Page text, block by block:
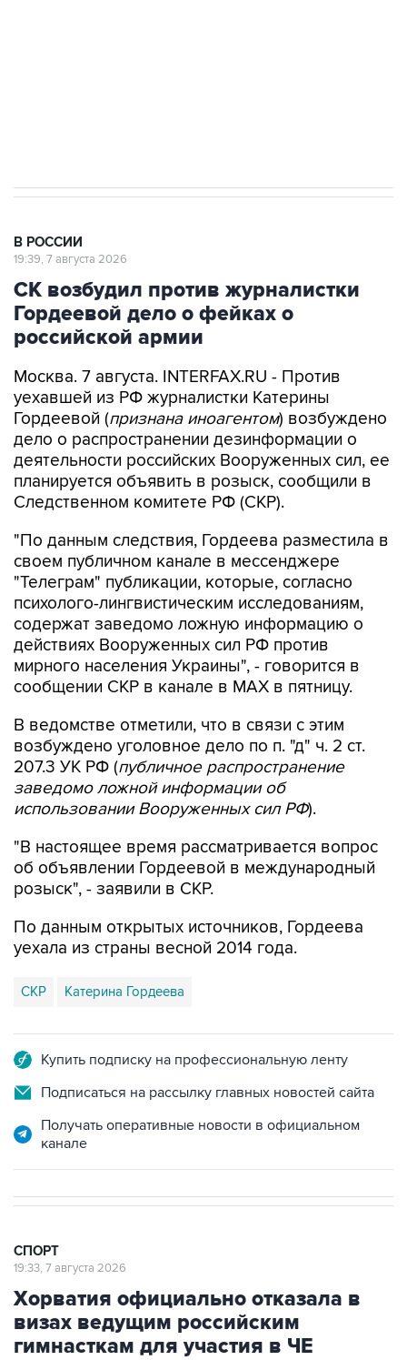
В РОССИИ
19:39, 7 августа 2026
СК возбудил против журналистки
Гордеевой дело о фейках о
российской армии
Москва. 7 августа. INTERFAX.RU - Против
уехавшей из РФ журналистки Катерины
Гордеевой (признана иноагентом) возбуждено
дело о распространении дезинформации о
деятельности российских Вооруженных сил, ее
планируется объявить в розыск, сообщили в
Следственном комитете РФ (СКР).
"По данным следствия, Гордеева разместила в
своем публичном канале в мессенджере
"Телеграм" публикации, которые, согласно
психолого-лингвистическим исследованиям,
содержат заведомо ложную информацию о
действиях Вооруженных сил РФ против
мирного населения Украины", - говорится в
сообщении СКР в канале в MAX в пятницу.
В ведомстве отметили, что в связи с этим
возбуждено уголовное дело по п. "д" ч. 2 ст.
207.3 УК РФ (публичное распространение
заведомо ложной информации об
использовании Вооруженных сил РФ).
"В настоящее время рассматривается вопрос
об объявлении Гордеевой в международный
розыск", - заявили в СКР.
По данным открытых источников, Гордеева
уехала из страны весной 2014 года.
СКР Катерина Гордеева
Купить подписку на профессиональную ленту
Подписаться на рассылку главных новостей сайта
Получать оперативные новости в официальном
канале
СПОРТ
19:33, 7 августа 2026
Хорватия официально отказала в
визах ведущим российским
гимнасткам для участия в ЧЕ